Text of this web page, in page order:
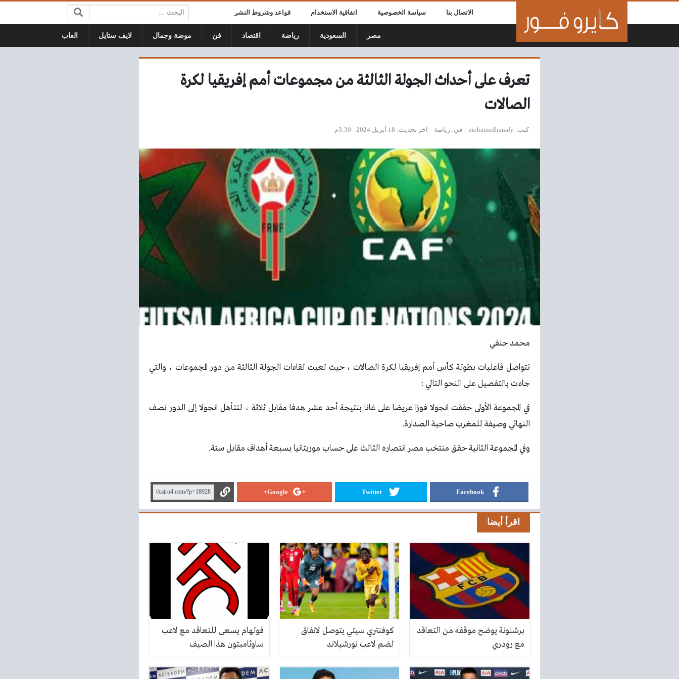
الاتصال بنا سياسة الخصوصية اتفاقية الاستخدام قواعد وشروط النشر البحث:
مصر السعودية رياضة اقتصاد فن موضة وجمال لايف ستايل العاب
تعرف على أحداث الجولة الثالثة من مجموعات أمم إفريقيا لكرة
الصالات
كتب mohamedhanafy في رياضة آخر تحديث 18 أبريل 2024 - 3:30م
محمد حنفي
تتواصل فاعليات بطولة كأس أمم إفريقيا لكرة الصالات ، حيث لعبت لقاءات الجولة الثالثة من دور المجموعات ، والتي
جاءت بالتفصيل على النحو التالي :
في المجموعة الأولى حققت انجولا فوزا عريضا على غانا بنتيجة أحد عشر هدفا مقابل ثلاثة ، لتتأهل انجولا إلى الدور نصف
النهائي وصيفة للمغرب صاحبة الصدارة.
وفي المجموعة الثانية حقق منتخب مصر انتصاره الثالث على حساب موريتانيا بسبعة أهداف مقابل ستة.
Facebook
Twitter
Google+
اقرأ أيضا
برشلونة يوضح موقفه من التعاقد
مع رودري
كوفنتري سيتي يتوصل لاتفاق
لضم لاعب نورشيلاند
فولهام يسعى للتعاقد مع لاعب
ساوثامبتون هذا الصيف